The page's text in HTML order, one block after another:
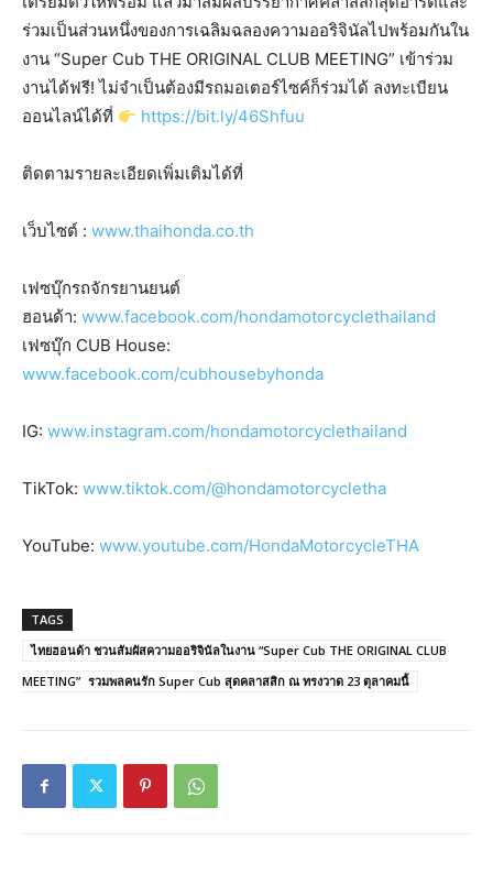
ร่วมเป็นส่วนหนึ่งของการเฉลิมฉลองความออริจินัลไปพร้อมกันใน
งาน “Super Cub THE ORIGINAL CLUB MEETING” เข้าร่วม
งานได้ฟรี! ไม่จำเป็นต้องมีรถมอเตอร์ไซค์ก็ร่วมได้ ลงทะเบียน
ออนไลน์ได้ที่
https://bit.ly/46Shfuu
ติดตามรายละเอียดเพิ่มเติมได้ที่
เว็บไซต์ : www.thaihonda.co.th
เฟซบุ๊กรถจักรยานยนต์
ฮอนด้า: www.facebook.com/hondamotorcyclethailand
เฟซบุ๊ก CUB House:
www.facebook.com/cubhousebyhonda
IG: www.instagram.com/hondamotorcyclethailand
TikTok: www.tiktok.com/@hondamotorcycletha
YouTube: www.youtube.com/HondaMotorcycleTHA
TAGS
ไทยฮอนด้า ชวนสัมผัสความออริจินัลในงาน “Super Cub THE ORIGINAL CLUB
MEETING” รวมพลคนรัก Super Cub สุดคลาสสิก ณ ทรงวาด 23 ตุลาคมนี้